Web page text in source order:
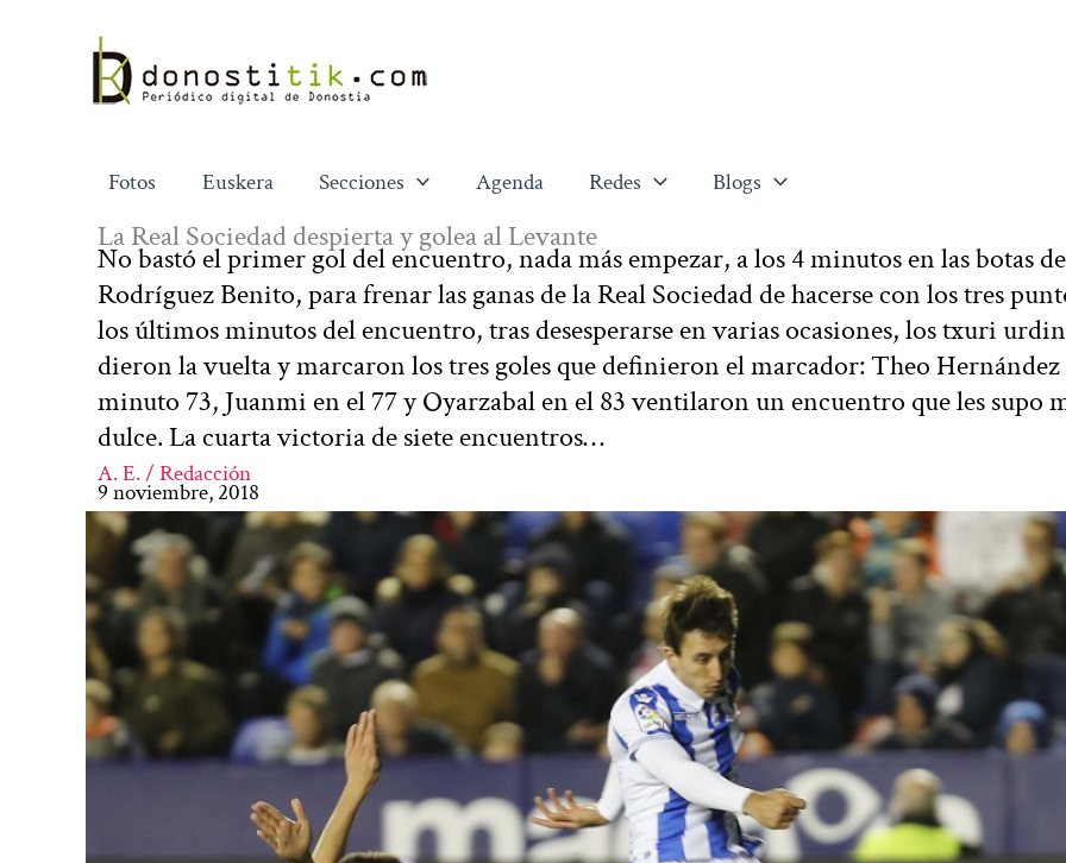
contenido
Fotos Euskera Secciones Agenda Redes Blogs
La Real Sociedad despierta y golea al Levante
No bastó el primer gol del encuentro, nada más empezar, a los 4 minutos en las botas de
Rodríguez Benito, para frenar las ganas de la Real Sociedad de hacerse con los tres
los últimos minutos del encuentro, tras desesperarse en varias ocasiones, los txuri
dieron la vuelta y marcaron los tres goles que definieron el marcador: Theo Hernández
minuto 73, Juanmi en el 77 y Oyarzabal en el 83 ventilaron un encuentro que les supo
dulce. La cuarta victoria de siete encuentros…
A. E. / Redacción
9 noviembre, 2018